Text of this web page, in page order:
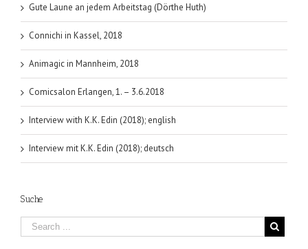
Gute Laune an jedem Arbeitstag (Dörthe Huth)
Connichi in Kassel, 2018
Animagic in Mannheim, 2018
Comicsalon Erlangen, 1. – 3.6.2018
Interview with K.K. Edin (2018); english
Interview mit K.K. Edin (2018); deutsch
Suche